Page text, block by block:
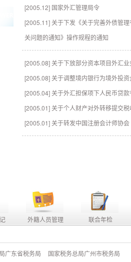
[2005.12] 国家外汇管理局令
[2005.11] 关于下发《关于完善外债管
关问题的通知》操作规程的通知
[2005.08] 关于下放部分资本项目外汇
[2005.08] 关于调整境内银行为境外投
[2005.04] 关于外汇担保项下人民币贷
[2005.01] 关于个人财产对外转移提交
[2005.01] 关于转发中国注册会计师协
外籍人员管理 联合年检
广东省税务局 国家税务总局广州市税务局